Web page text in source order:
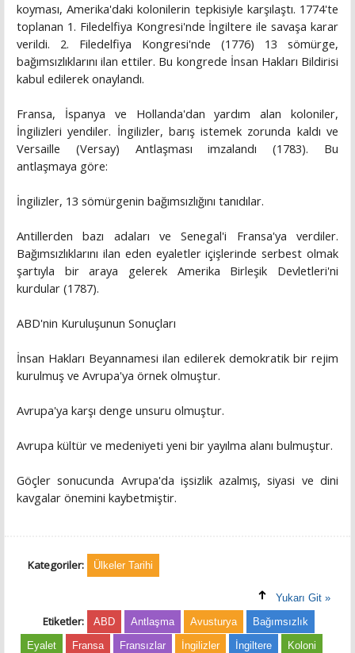
koyması, Amerika'daki kolonilerin tepkisiyle karşılaştı. 1774'te
toplanan 1. Filedelfiya Kongresi'nde İngiltere ile savaşa karar
verildi. 2. Filedelfiya Kongresi'nde (1776) 13 sömürge,
bağımsızlıklarını ilan ettiler. Bu kongrede İnsan Hakları Bildirisi
kabul edilerek onaylandı.
Fransa, İspanya ve Hollanda'dan yardım alan koloniler,
İngilizleri yendiler. İngilizler, barış istemek zorunda kaldı ve
Versaille (Versay) Antlaşması imzalandı (1783). Bu
antlaşmaya göre:
İngilizler, 13 sömürgenin bağımsızlığını tanıdılar.
Antillerden bazı adaları ve Senegal'i Fransa'ya verdiler.
Bağımsızlıklarını ilan eden eyaletler içişlerinde serbest olmak
şartıyla bir araya gelerek Amerika Birleşik Devletleri'ni
kurdular (1787).
ABD'nin Kuruluşunun Sonuçları
İnsan Hakları Beyannamesi ilan edilerek demokratik bir rejim
kurulmuş ve Avrupa'ya örnek olmuştur.
Avrupa'ya karşı denge unsuru olmuştur.
Avrupa kültür ve medeniyeti yeni bir yayılma alanı bulmuştur.
Göçler sonucunda Avrupa'da işsizlik azalmış, siyasi ve dini
kavgalar önemini kaybetmiştir.
Kategoriler: Ülkeler Tarihi
Yukarı Git »
Etiketler: ABD Antlaşma Avusturya
Bağımsızlık
Eyalet
Fransa Fransızlar İngilizler İngiltere
Koloni